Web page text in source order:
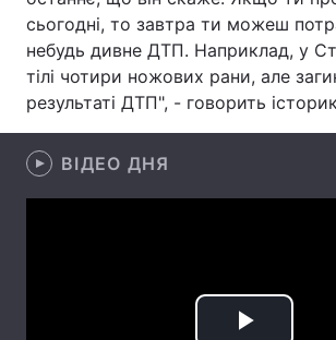
Лонгріди
Відео з Youtube
Інтерв'ю Думки
сьогодні, то завтра ти можеш
небудь дивне ДТП. Наприклад, у
тілі чотири ножових рани, але
результаті ДТП", - говорить
ВІДЕО ДНЯ